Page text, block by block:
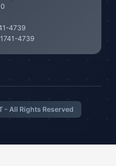
4739
4739
- All Rights Reserved